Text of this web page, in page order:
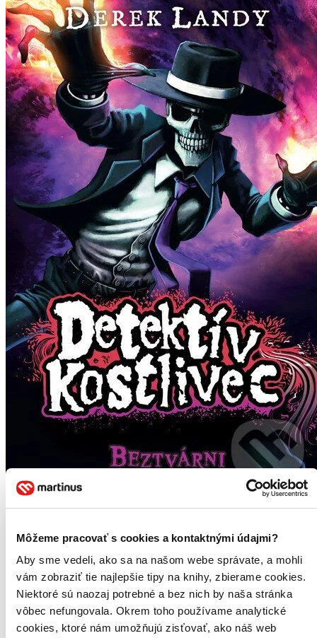
Môžeme pracovať s cookies a kontaktnými údajmi?
Aby sme vedeli, ako sa na našom webe správate, a mohli
vám zobraziť tie najlepšie tipy na knihy, zbierame cookies.
Niektoré sú naozaj potrebné a bez nich by naša stránka
vôbec nefungovala. Okrem toho používame analytické
cookies, ktoré nám umožňujú zisťovať, ako náš web